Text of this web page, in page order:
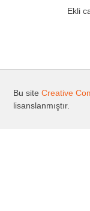
Ekli
Bu siteCreative
lisanslanmıştır.